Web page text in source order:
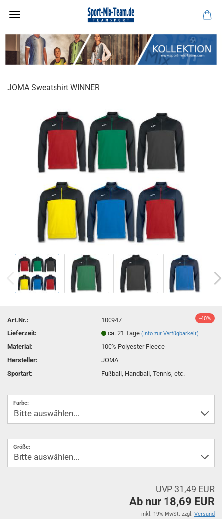
JOMA Sweatshirt WINNER
-40%
Art.Nr.:
100947
Lieferzeit:
ca. 21 Tage(Info zur Verfügbarkeit)
Material:
100% Polyester Fleece
Hersteller:
JOMA
Sportart:
Fußball, Handball, Tennis, etc.
Farbe:
Größe:
UVP 31,49 EUR
Ab nur 18,69 EUR
inkl. 19% MwSt. zzgl. Versand